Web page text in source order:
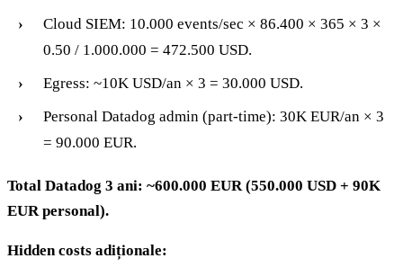
Cloud SIEM: 10.000 events/sec × 86.400 × 365 × 3 ×
0.50 / 1.000.000 = 472.500 USD.
Egress: ~10K USD/an × 3 = 30.000 USD.
Personal Datadog admin (part-time): 30K EUR/an × 3
= 90.000 EUR.
Total Datadog 3 ani: ~600.000 EUR (550.000 USD + 90K
EUR personal).
Hidden costs adiționale: